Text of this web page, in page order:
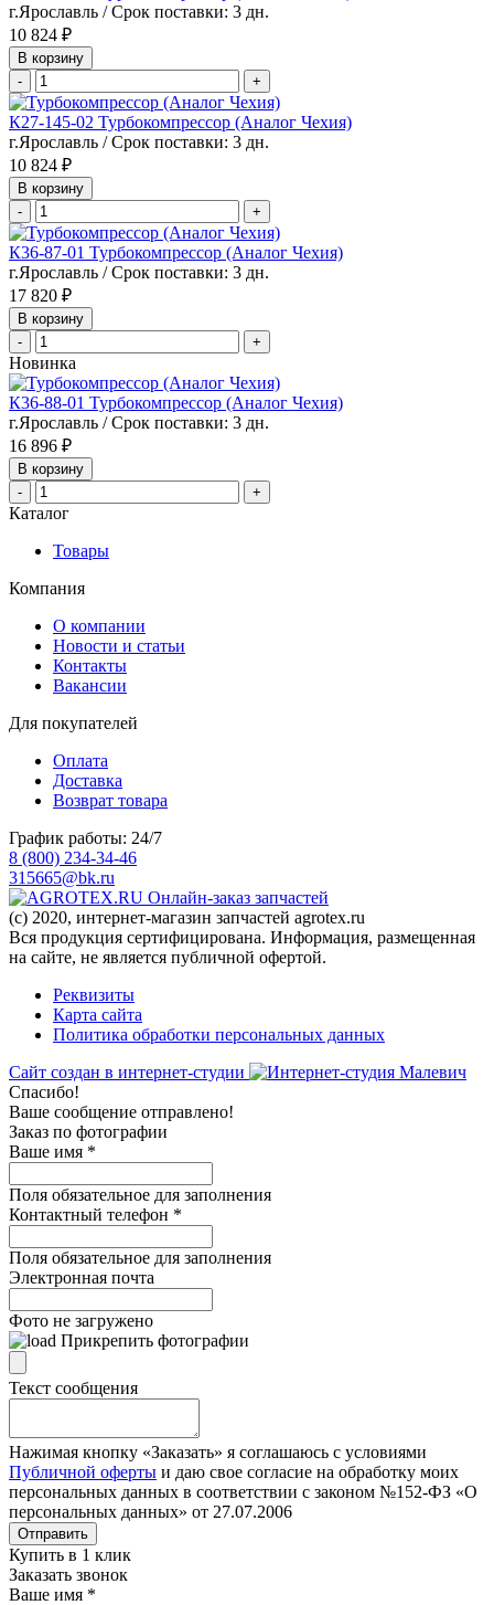
г.Ярославль / Срок поставки: 3 дн.
10 824 ₽
В корзину
-
+
К27-145-02 Турбокомпрессор (Аналог Чехия)
г.Ярославль / Срок поставки: 3 дн.
10 824 ₽
В корзину
-
+
К36-87-01 Турбокомпрессор (Аналог Чехия)
г.Ярославль / Срок поставки: 3 дн.
17 820 ₽
В корзину
-
+
Новинка
К36-88-01 Турбокомпрессор (Аналог Чехия)
г.Ярославль / Срок поставки: 3 дн.
16 896 ₽
В корзину
-
+
Каталог
Товары
Компания
О компании
Новости и статьи
Контакты
Вакансии
Для покупателей
Оплата
Доставка
Возврат товара
График работы: 24/7
8 (800) 234-34-46
315665@bk.ru
Онлайн-заказ запчастей
(c) 2020, интернет-магазин запчастей agrotex.ru
Вся продукция сертифицирована. Информация, размещенная
на сайте, не является публичной офертой.
Реквизиты
Карта сайта
Политика обработки персональных данных
Сайт создан в интернет-студии
Спасибо!
Ваше сообщение отправлено!
Заказ по фотографии
Ваше имя *
Поля обязательное для заполнения
Контактный телефон *
Поля обязательное для заполнения
Электронная почта
Фото не загружено
Прикрепить фотографии
Текст сообщения
Нажимая кнопку «Заказать» я соглашаюсь с условиями
Публичной оферты и даю свое согласие на обработку моих
персональных данных в соответствии с законом №152-ФЗ «О
персональных данных» от 27.07.2006
Отправить
Купить в 1 клик
Заказать звонок
Ваше имя *